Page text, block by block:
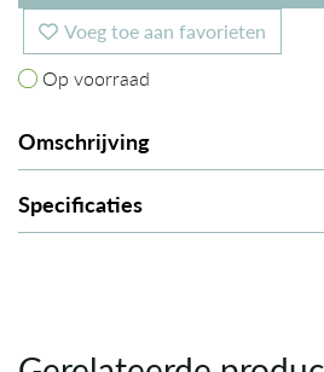
Voeg toe aan favorieten
Op voorraad
Op voorraad
Omschrijving
Specificaties